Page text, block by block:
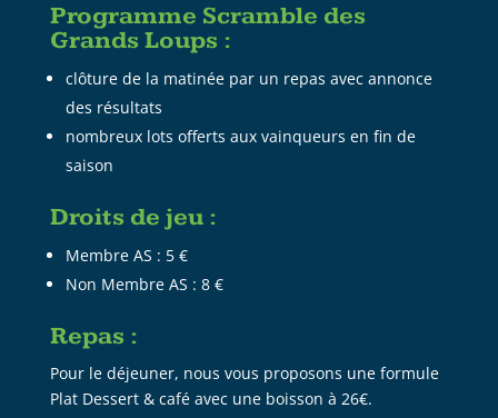
Programme Scramble des
Grands Loups :
clôture de la matinée par un repas avec annonce
des résultats
nombreux lots offerts aux vainqueurs en fin de
saison
Droits de jeu :
Membre AS : 5 €
Non Membre AS : 8 €
Repas :
Pour le déjeuner, nous vous proposons une formule
Plat Dessert & café avec une boisson à 26€.